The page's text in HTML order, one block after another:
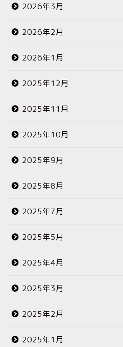
2026年3月
2026年2月
2026年1月
2025年12月
2025年11月
2025年10月
2025年9月
2025年8月
2025年7月
2025年5月
2025年4月
2025年3月
2025年2月
2025年1月